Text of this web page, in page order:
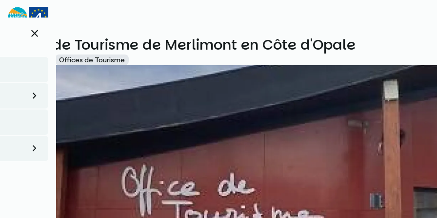
Aller
au
principalclose
Office de Tourisme de Merlimont en Côte d'Opale
Offices de Tourisme